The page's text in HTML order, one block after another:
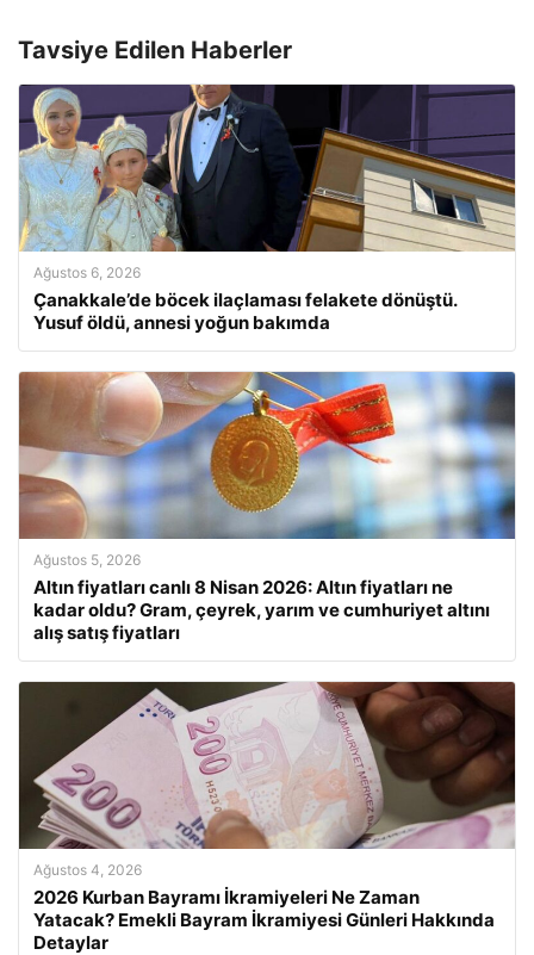
Tavsiye Edilen Haberler
Ağustos 6, 2026
Çanakkale’de böcek ilaçlaması felakete dönüştü.
Yusuf öldü, annesi yoğun bakımda
Ağustos 5, 2026
Altın fiyatları canlı 8 Nisan 2026: Altın fiyatları ne
kadar oldu? Gram, çeyrek, yarım ve cumhuriyet altını
alış satış fiyatları
Ağustos 4, 2026
2026 Kurban Bayramı İkramiyeleri Ne Zaman
Yatacak? Emekli Bayram İkramiyesi Günleri Hakkında
Detaylar